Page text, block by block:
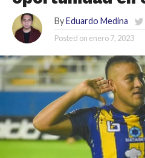
By Eduardo Medina
Posted on enero 7, 2023